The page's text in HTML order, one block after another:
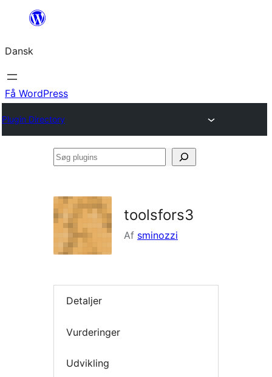
Spring
indhold
Dansk
Få WordPress
Plugin Directory
Søg
toolsfors3
Af sminozzi
Detaljer
Vurderinger
Udvikling